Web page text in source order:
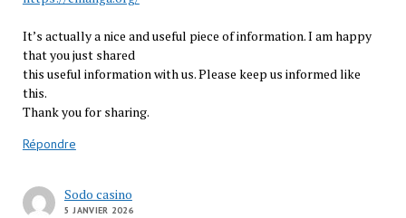
It’s actually a nice and useful piece of information. I am happy
that you just shared
this useful information with us. Please keep us informed like
this.
Thank you for sharing.
Répondre
Sodo casino
5 JANVIER 2026